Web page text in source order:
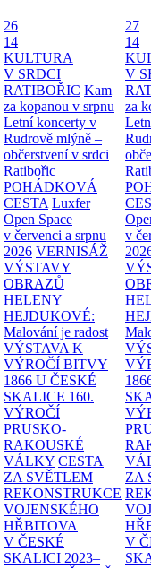
26
14
KULTURA
V SRDCI
RATIBOŘIC Kam
za kopanou v srpnu
Letní koncerty v
Rudrově mlýně –
občerstvení v srdci
Ratibořic
POHÁDKOVÁ
CESTA Luxfer
Open Space
v červenci a srpnu
2026 VERNISÁŽ
VÝSTAVY
OBRAZŮ
HELENY
HEJDUKOVÉ:
Malování je radost
VÝSTAVA K
VÝROČÍ BITVY
1866 U ČESKÉ
SKALICE 160.
VÝROČÍ
PRUSKO-
RAKOUSKÉ
VÁLKY CESTA
ZA SVĚTLEM
REKONSTRUKCE
VOJENSKÉHO
HŘBITOVA
V ČESKÉ
SKALICI 2023–
27
14
V
za
v
ZA
V